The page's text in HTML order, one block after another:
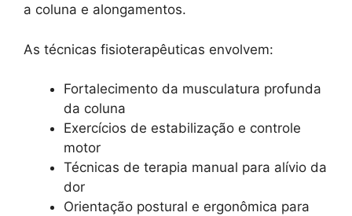
a coluna e alongamentos.
As técnicas fisioterapêuticas envolvem:
Fortalecimento da musculatura profunda
da coluna
Exercícios de estabilização e controle
motor
Técnicas de terapia manual para alívio da
dor
Orientação postural e ergonômica para